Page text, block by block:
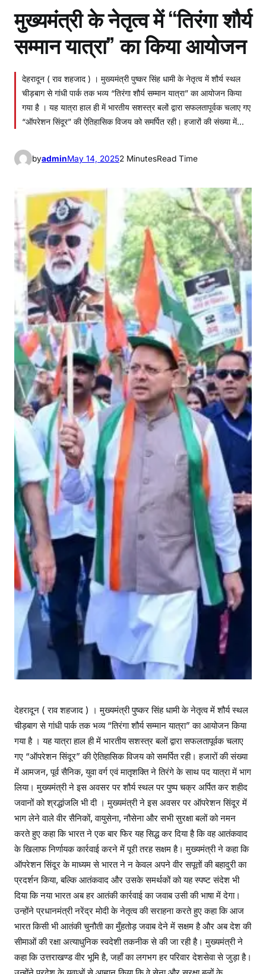
मुख्यमंत्री के नेतृत्व में “तिरंगा शौर्य
सम्मान यात्रा” का किया आयोजन
देहरादून ( राव शहजाद ) । मुख्यमंत्री पुष्कर सिंह धामी के नेतृत्व में शौर्य स्थल
चीड़बाग से गांधी पार्क तक भव्य “तिरंगा शौर्य सम्मान यात्रा” का आयोजन किया
गया है । यह यात्रा हाल ही में भारतीय सशस्त्र बलों द्वारा सफलतापूर्वक चलाए गए
“ऑपरेशन सिंदूर” की ऐतिहासिक विजय को समर्पित रही। हजारों की संख्या में…
byadminMay 14, 20252 MinutesRead Time
देहरादून ( राव शहजाद ) । मुख्यमंत्री पुष्कर सिंह धामी के नेतृत्व में शौर्य स्थल
चीड़बाग से गांधी पार्क तक भव्य “तिरंगा शौर्य सम्मान यात्रा” का आयोजन किया
गया है । यह यात्रा हाल ही में भारतीय सशस्त्र बलों द्वारा सफलतापूर्वक चलाए
गए “ऑपरेशन सिंदूर” की ऐतिहासिक विजय को समर्पित रही। हजारों की संख्या
में आमजन, पूर्व सैनिक, युवा वर्ग एवं मातृशक्ति ने तिरंगे के साथ पद यात्रा में भाग
लिया। मुख्यमंत्री ने इस अवसर पर शौर्य स्थल पर पुष्प चक्र अर्पित कर शहीद
जवानों को श्रद्धांजलि भी दी । मुख्यमंत्री ने इस अवसर पर ऑपरेशन सिंदूर में
भाग लेने वाले वीर सैनिकों, वायुसेना, नौसेना और सभी सुरक्षा बलों को नमन
करते हुए कहा कि भारत ने एक बार फिर यह सिद्ध कर दिया है कि वह आतंकवाद
के खिलाफ निर्णायक कार्रवाई करने में पूरी तरह सक्षम है। मुख्यमंत्री ने कहा कि
ऑपरेशन सिंदूर के माध्यम से भारत ने न केवल अपने वीर सपूतों की बहादुरी का
प्रदर्शन किया, बल्कि आतंकवाद और उसके समर्थकों को यह स्पष्ट संदेश भी
दिया कि नया भारत अब हर आतंकी कार्रवाई का जवाब उसी की भाषा में देगा।
उन्होंने प्रधानमंत्री नरेंद्र मोदी के नेतृत्व की सराहना करते हुए कहा कि आज
भारत किसी भी आतंकी चुनौती का मुँहतोड़ जवाब देने में सक्षम है और अब देश की
सीमाओं की रक्षा अत्याधुनिक स्वदेशी तकनीक से की जा रही है। मुख्यमंत्री ने
कहा कि उत्तराखण्ड वीर भूमि है, जहाँ का लगभग हर परिवार देशसेवा से जुड़ा है।